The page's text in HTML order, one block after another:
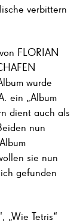
verbittern
FLORIAN
wurde
ein „Album
dient auch als
nun
sie nun
gefunden
„Wie Tetris“